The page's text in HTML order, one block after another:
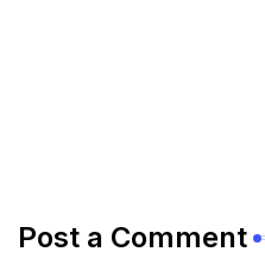
Post a Comment